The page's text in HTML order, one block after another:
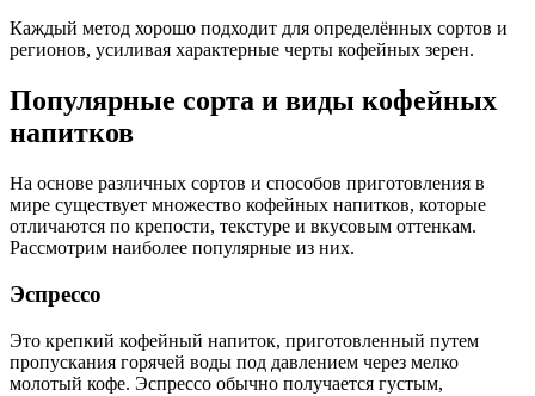
Каждый метод хорошо подходит для определённых сортов и
регионов, усиливая характерные черты кофейных зерен.
Популярные сорта и виды кофейных
напитков
На основе различных сортов и способов приготовления в
мире существует множество кофейных напитков, которые
отличаются по крепости, текстуре и вкусовым оттенкам.
Рассмотрим наиболее популярные из них.
Эспрессо
Это крепкий кофейный напиток, приготовленный путем
пропускания горячей воды под давлением через мелко
молотый кофе. Эспрессо обычно получается густым,